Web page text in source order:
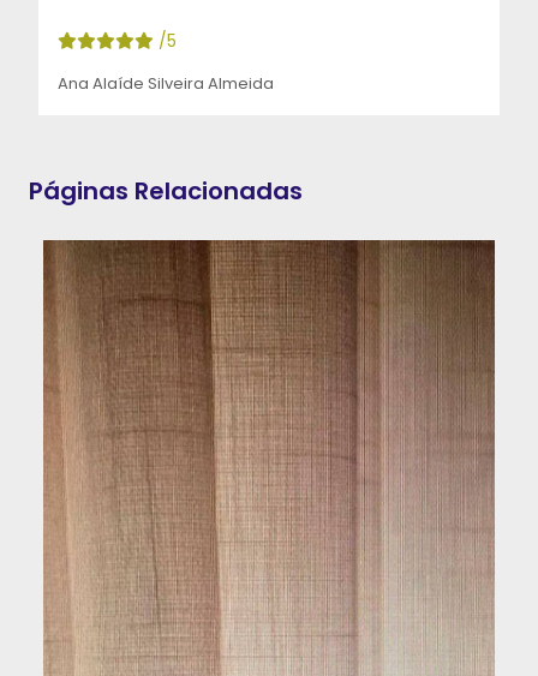
/5
Ana Alaíde Silveira Almeida
Páginas Relacionadas